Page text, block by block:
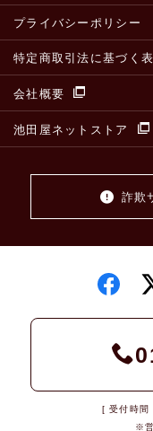
プライバシーポリシー
特定商取引法に基づく
会社概要
池田屋ネットストア
詐欺
[ 受付時
※